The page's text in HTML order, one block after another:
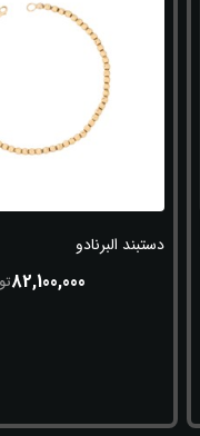
دستبند البرنادو
82,100,000